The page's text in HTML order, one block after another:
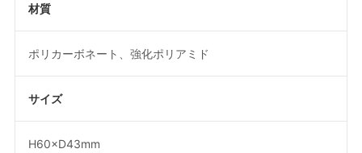
材質
ポリカーボネート、強化ポリアミド
サイズ
H60×D43mm